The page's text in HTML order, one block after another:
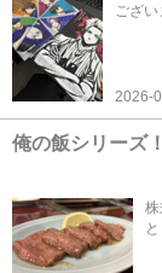
ござ
2026-
俺の飯シリーズ